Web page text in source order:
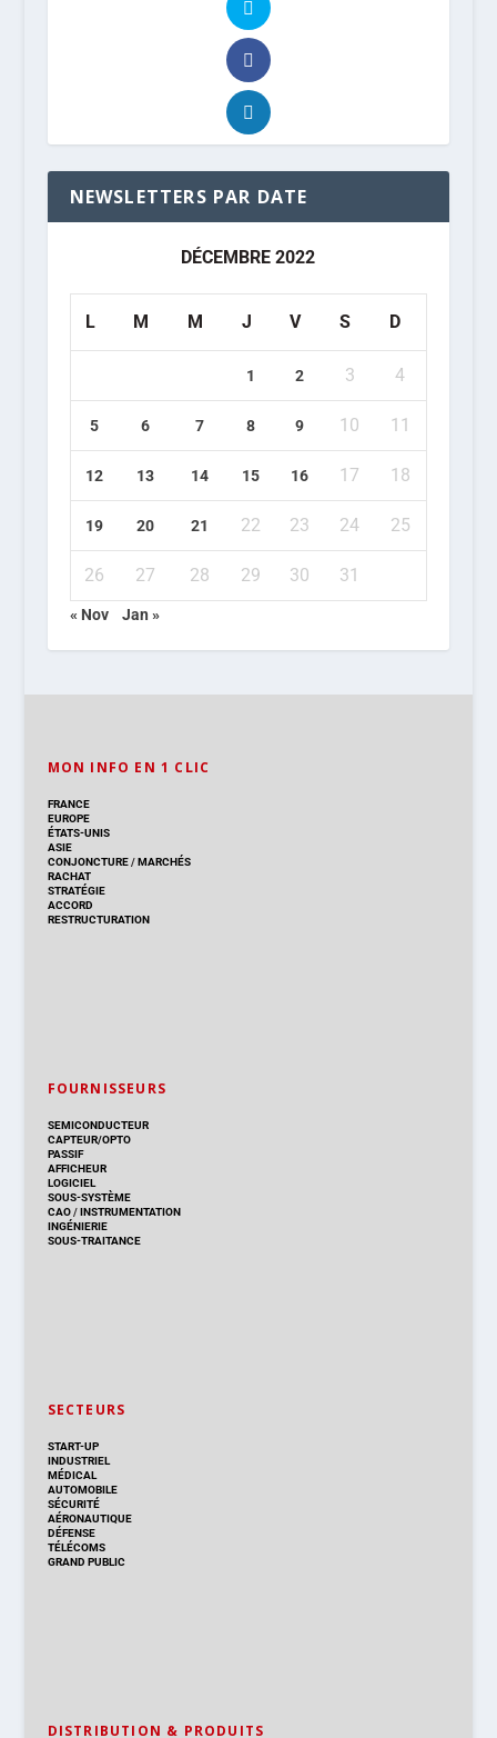
NEWSLETTERS PAR DATE
DÉCEMBRE 2022
L M M J V S D
1 2 3 4
5 6 7 8 9 10 11
12 13 14 15 16 17 18
19 20 21 22 23 24 25
26 27 28 29 30 31
« Nov Jan »
MON INFO EN 1 CLIC
FRANCE
EUROPE
ÉTATS-UNIS
ASIE
CONJONCTURE/MARCHÉS
RACHAT
STRATÉGIE
ACCORD
RESTRUCTURATION
FOURNISSEURS
SEMICONDUCTEUR
CAPTEUR/OPTO
PASSIF
AFFICHEUR
LOGICIEL
SOUS-SYSTÈME
CAO/INSTRUMENTATION
INGÉNIERIE
SOUS-TRAITANCE
SECTEURS
START-UP
INDUSTRIEL
MÉDICAL
AUTOMOBILE
SÉCURITÉ
AÉRONAUTIQUE
DÉFENSE
TÉLÉCOMS
GRAND PUBLIC
DISTRIBUTION & PRODUITS